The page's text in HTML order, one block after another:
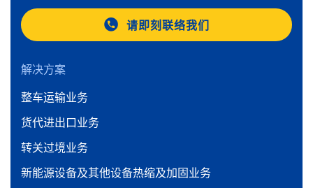
请即刻联络我们
解决方案
整车运输业务
货代进出口业务
转关过境业务
新能源设备及其他设备热缩及加固业务